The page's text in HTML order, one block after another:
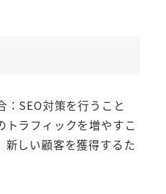
：SEO対策を行うこと
トラフィックを増やすこ
新しい顧客を獲得するた